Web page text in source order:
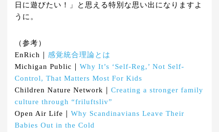
日に遊びたい！」と思える特別な思い出になりますよ
うに。
（参考）
EnRich｜ 感覚統合理論とは
Michigan Public｜ Why It’s ‘Self-Reg,’ Not Self-
Control, That Matters Most For Kids
Children Nature Network｜ Creating a stronger family
culture through “friluftsliv”
Open Air Life｜ Why Scandinavians Leave Their
Babies Out in the Cold